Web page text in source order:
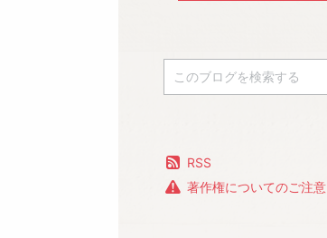
RSS
著作権についてのご注意